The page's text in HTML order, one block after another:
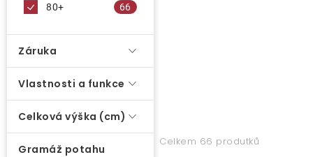
80+ 66
Záruka
Vlastnosti a funkce
Celková výška (cm)
Gramáž potahu
Celkem 66 produtků